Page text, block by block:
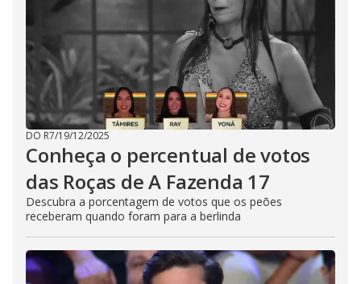
DO R7/19/12/2025
Conheça o percentual de votos
das Roças de A Fazenda 17
Descubra a porcentagem de votos que os peões
receberam quando foram para a berlinda